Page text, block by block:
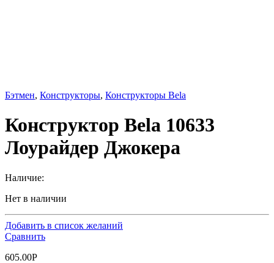
Бэтмен, Конструкторы, Конструкторы Bela
Конструктор Bela 10633
Лоурайдер Джокера
Наличие:
Нет в наличии
Добавить в список желаний
Сравнить
605.00Р